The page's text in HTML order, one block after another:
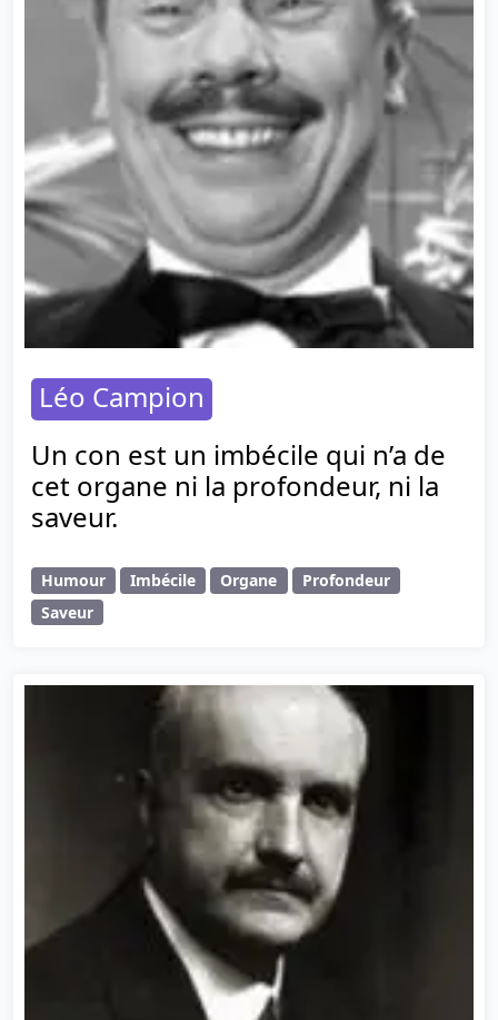
Léo Campion
Un con est un imbécile qui n’a de
cet organe ni la profondeur, ni la
saveur.
Humour Imbécile Organe
Profondeur
Saveur